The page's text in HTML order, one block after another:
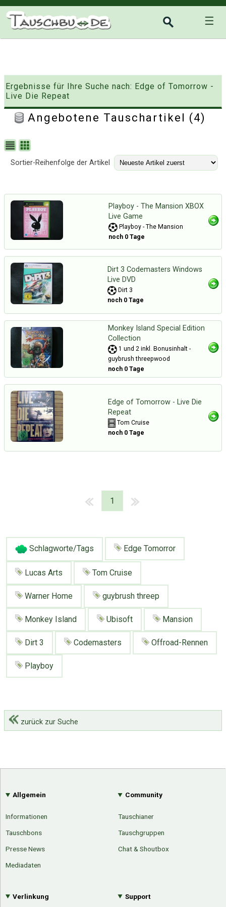
☰
Ergebnisse für Ihre Suche nach: Edge of Tomorrow -
Live Die Repeat
Angebotene Tauschartikel (4)
Sortier-Reihenfolge der Artikel
Playboy - The Mansion XBOX
Live Game
Playboy - The Mansion
noch 0 Tage
Dirt 3 Codemasters Windows
Live DVD
Dirt 3
noch 0 Tage
Monkey Island Special Edition
Collection
1 und 2 inkl. Bonusinhalt -
guybrush threepwood
noch 0 Tage
Edge of Tomorrow - Live Die
Repeat
Tom Cruise
noch 0 Tage
1
Schlagworte/Tags Edge Tomorror
Lucas Arts Tom Cruise
Warner Home guybrush threep
Monkey Island Ubisoft Mansion
Dirt 3 Codemasters Offroad-Rennen
Playboy
zurück zur Suche
Allgemein
Informationen
Tauschbons
Presse News
Mediadaten
Community
Tauschianer
Tauschgruppen
Chat & Shoutbox
Verlinkung Support